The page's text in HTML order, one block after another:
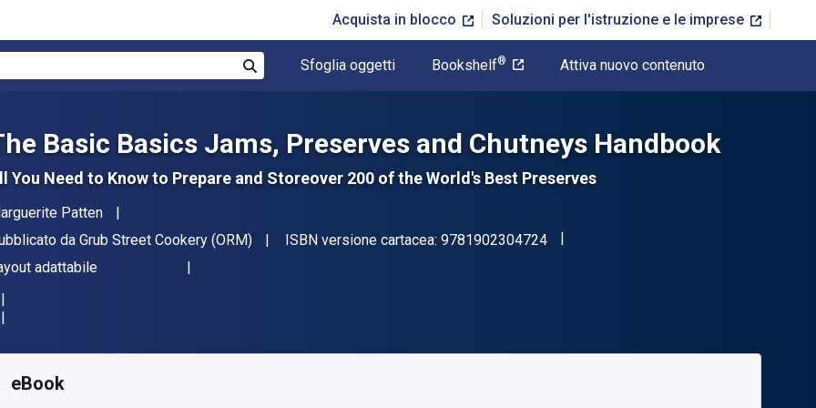
Acquista in blocco Soluzioni per l'istruzione e le imprese
Sfoglia oggetti Bookshelf® Attiva nuovo contenuto
Basic Basics Jams, Preserves and Chutneys Handbook
You Need to Know to Prepare and Storeover 200 of the World's Best Preserves
Patten
da Grub Street Cookery (ORM) ISBN versione cartacea: 9781902304724"ISBN-13 9781902304724"
adattabile
eBook